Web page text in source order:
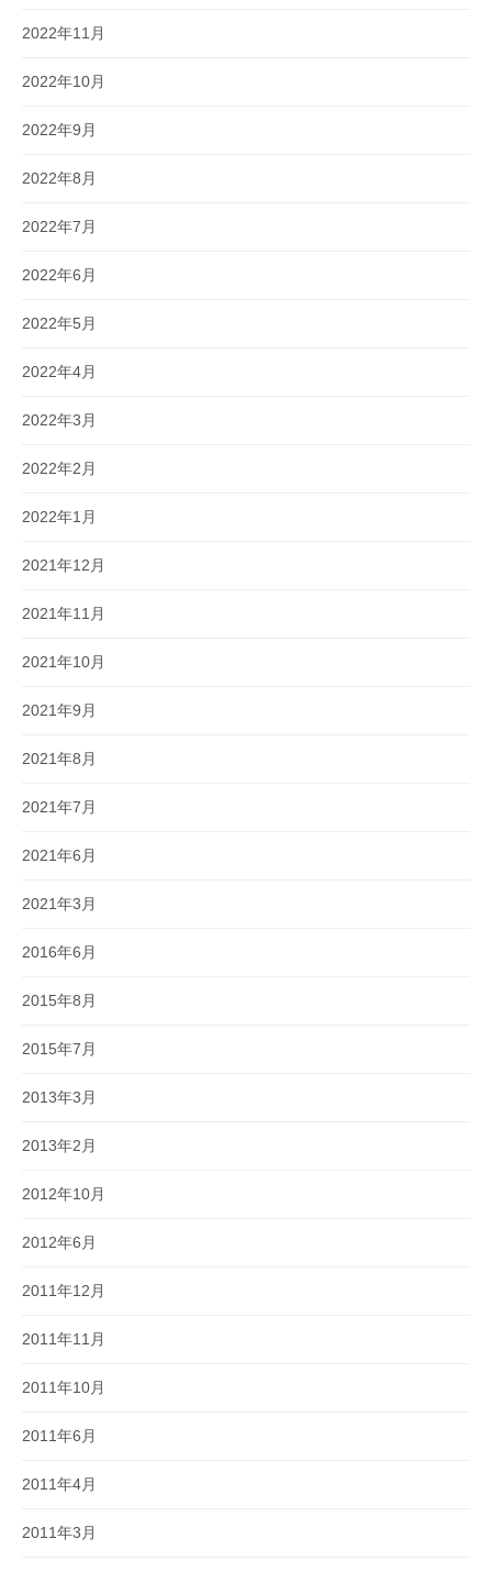
2022年11月
2022年10月
2022年9月
2022年8月
2022年7月
2022年6月
2022年5月
2022年4月
2022年3月
2022年2月
2022年1月
2021年12月
2021年11月
2021年10月
2021年9月
2021年8月
2021年7月
2021年6月
2021年3月
2016年6月
2015年8月
2015年7月
2013年3月
2013年2月
2012年10月
2012年6月
2011年12月
2011年11月
2011年10月
2011年6月
2011年4月
2011年3月